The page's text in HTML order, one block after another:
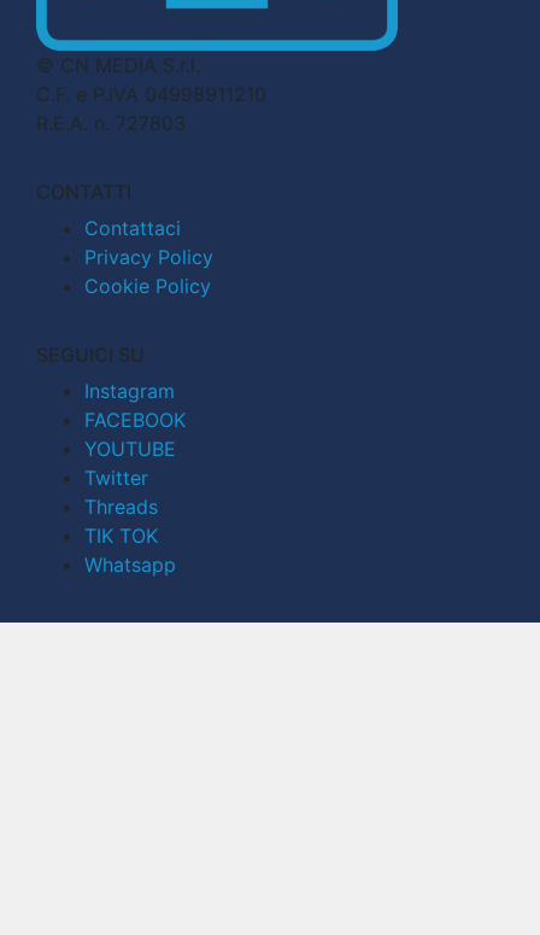
© CN MEDIA S.r.l.
C.F. e P.IVA 04998911210
R.E.A. n. 727803
CONTATTI
Contattaci
Privacy Policy
Cookie Policy
SEGUICI SU
Instagram
FACEBOOK
YOUTUBE
Twitter
Threads
TIK TOK
Whatsapp